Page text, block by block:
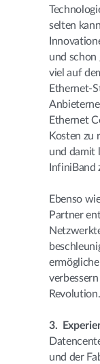
selten
und schon
viel auf
Ethernet-
Ethernet
Kosten zu
und damit
Ebenso
Partner
Revolution.
3.
und der